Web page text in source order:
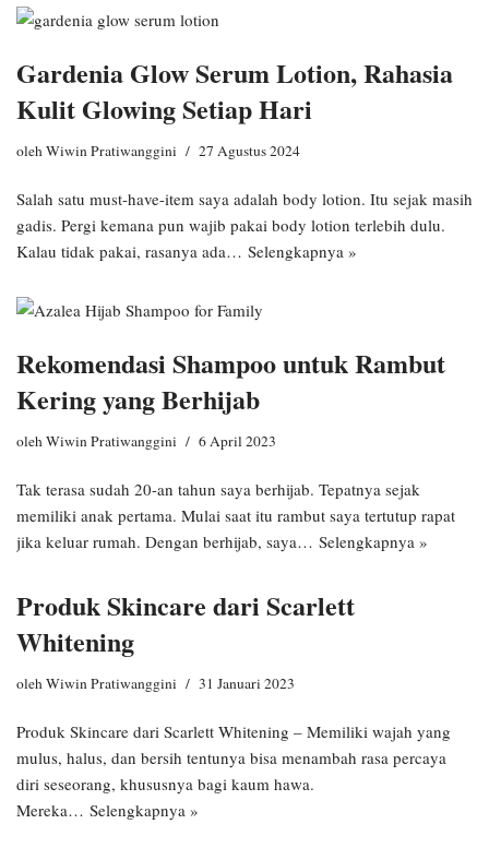
Gardenia Glow Serum Lotion, Rahasia
Kulit Glowing Setiap Hari
olehWiwin Pratiwanggini 27 Agustus 2024
Salah satu must-have-item saya adalah body lotion. Itu sejak masih
gadis. Pergi kemana pun wajib pakai body lotion terlebih dulu.
Kalau tidak pakai, rasanya ada… Selengkapnya »
Rekomendasi Shampoo untuk Rambut
Kering yang Berhijab
olehWiwin Pratiwanggini 6 April 2023
Tak terasa sudah 20-an tahun saya berhijab. Tepatnya sejak
memiliki anak pertama. Mulai saat itu rambut saya tertutup rapat
jika keluar rumah. Dengan berhijab, saya… Selengkapnya »
Produk Skincare dari Scarlett
Whitening
olehWiwin Pratiwanggini 31 Januari 2023
Produk Skincare dari Scarlett Whitening – Memiliki wajah yang
mulus, halus, dan bersih tentunya bisa menambah rasa percaya
diri seseorang, khususnya bagi kaum hawa.
Mereka… Selengkapnya »